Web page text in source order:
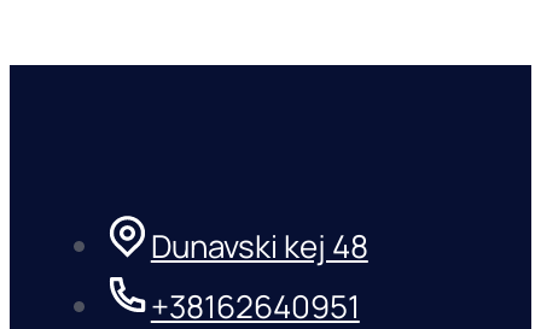
Dunavski kej 48
+38162640951